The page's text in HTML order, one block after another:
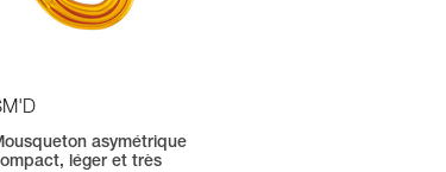
asymétrique
léger et très